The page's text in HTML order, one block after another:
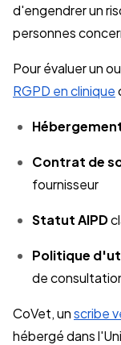
d'engendrer un
personnes
Pour évaluer un
RGPD en clinique
Contrat de
fournisseur
Statut AIPD
Politique
de
CoVet, unscribe
hébergé dans